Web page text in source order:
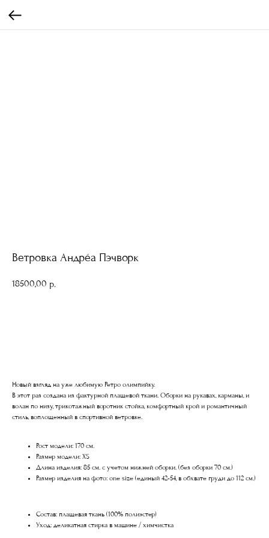
Ветровка Андрéа Пэчворк
18500,00 р.
Новый взгляд на уже любимую Ретро олимпийку.
В этот раз создана из фактурной плащевой ткани. Оборки на рукавах, карманы, и
волан по низу, трикотажный воротник стойка, комфортный крой и романтичный
стиль, воплощенный в спортивной ветровке.
Рост модели: 170 см.
Размер модели: XS
Длина изделия: 85 см. с учетом нижней оборки. (без оборки 70 см.)
Размер изделия на фото: one size (единый 42-54, в обхвате груди до 112 см.)
Состав: плащевая ткань (100% полиэстер)
Уход: деликатная стирка в машине / химчистка